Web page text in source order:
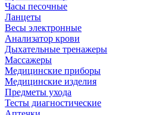
Часы песочные
Ланцеты
Весы электронные
Анализатор крови
Дыхательные тренажеры
Массажеры
Медицинские приборы
Медицинские изделия
Предметы ухода
Тесты диагностические